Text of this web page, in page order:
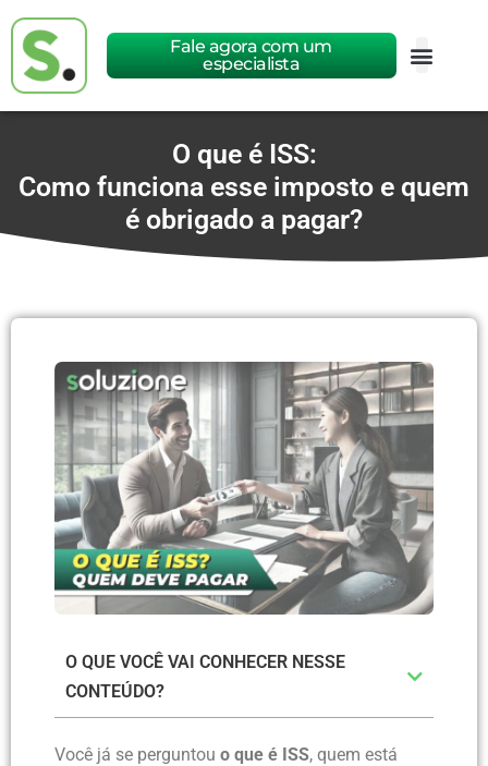
Fale agora com um
especialista
O que é ISS:
Como funciona esse imposto e quem
é obrigado a pagar?
O QUE VOCÊ VAI CONHECER NESSE
CONTEÚDO?
Você já se perguntou o que é ISS, quem está